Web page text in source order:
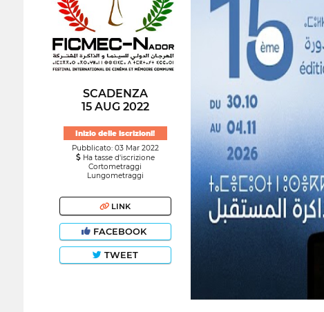
SCADENZA
15 AUG 2022
Inizio delle iscrizioni!
Pubblicato: 03 Mar 2022
Ha tasse d'iscrizione
Cortometraggi
Lungometraggi
LINK
FACEBOOK
TWEET